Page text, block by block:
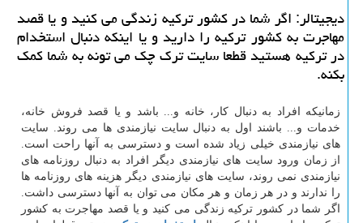
دیجیتالر: اگر شما در كشور تركیه زندگی می كنید و یا قصد
مهاجرت به كشور تركیه را دارید و یا اینكه دنبال استخدام
در تركیه هستید قطعا سایت ترك چك می تونه به شما كمك
بكنه.
زمانیکه افراد به دنبال کار، خانه و... باشد و یا قصد فروش خانه،
خدمات و... باشند اول به دنبال سایت نیازمندی ها می روند. سایت
های نیازمندی خیلی زیاد شده است و دسترسی به آنها راحت است.
از زمان ورود سایت های نیازمندی دیگر افراد به دنبال روزنامه های
نیازمندی نمی روند، سایت های نیازمندی دیگر هزینه های روزنامه ها
را ندارند و در هر زمان و هر مکان می توان به آنها دسترسی داشت.
اگر شما در کشور ترکیه زندگی می کنید و یا قصد مهاجرت به کشور